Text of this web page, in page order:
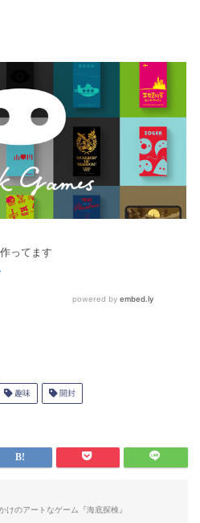
趣味 開封
けのアートなゲーム『海底探検』